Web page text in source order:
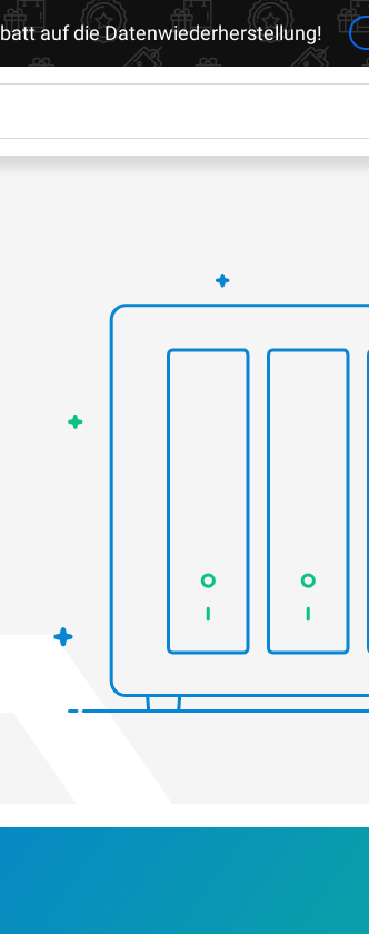
auf die Datenwiederherstellung!